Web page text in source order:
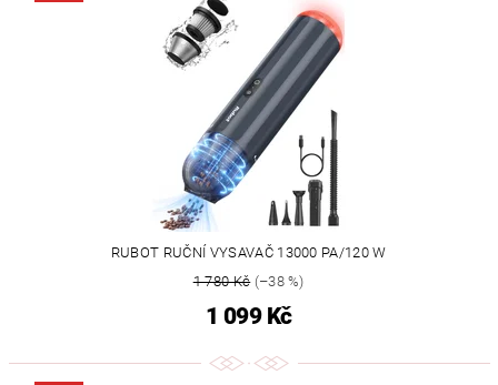
RUBOT RUČNÍ VYSAVAČ 13000 PA/120 W
1 780 Kč(–38 %)
1 099 Kč